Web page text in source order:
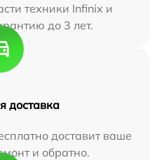
техники Infinix и
до 3 лет.
доставка
доставит ваше
и обратно.